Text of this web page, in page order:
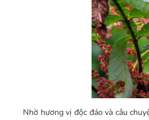
Nhờ hương vị độc đáo và câu